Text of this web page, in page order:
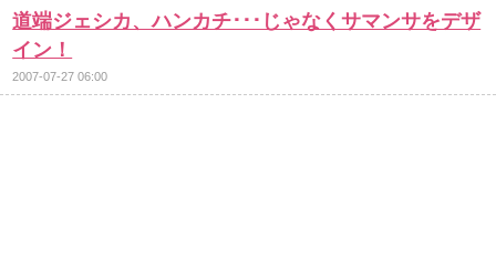
道端ジェシカ、ハンカチ･･･じゃなくサマンサをデザ
イン！
2007-07-27 06:00